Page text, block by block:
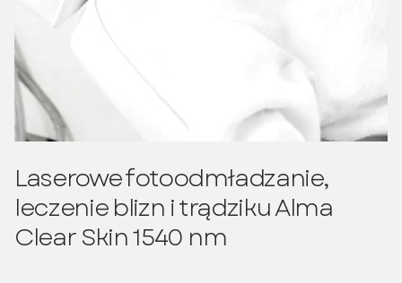
Laserowe fotoodmładzanie,
leczenie blizn i trądziku Alma
Clear Skin 1540 nm